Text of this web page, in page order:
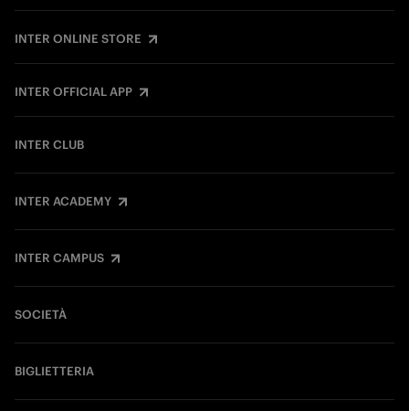
INTER ONLINE STORE
INTER OFFICIAL APP
INTER CLUB
INTER ACADEMY
INTER CAMPUS
SOCIETÀ
BIGLIETTERIA